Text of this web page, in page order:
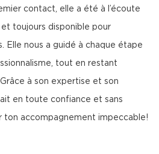
contact, elle a été à l’écoute
toujours disponible pour
Elle nous a guidé à chaque étape
tout en restant
à son expertise et son
en toute confiance et sans
ton accompagnement impeccable!